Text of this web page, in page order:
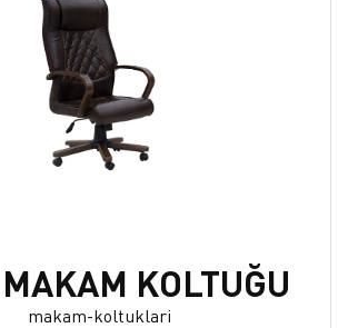
KOLTUĞU
makam-koltuklari